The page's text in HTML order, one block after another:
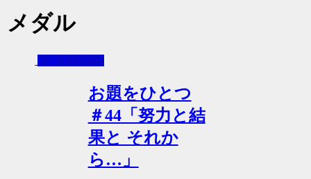
メダル
お題をひとつ
お題をひとつ
＃44「努力と結
果と それか
ら…」